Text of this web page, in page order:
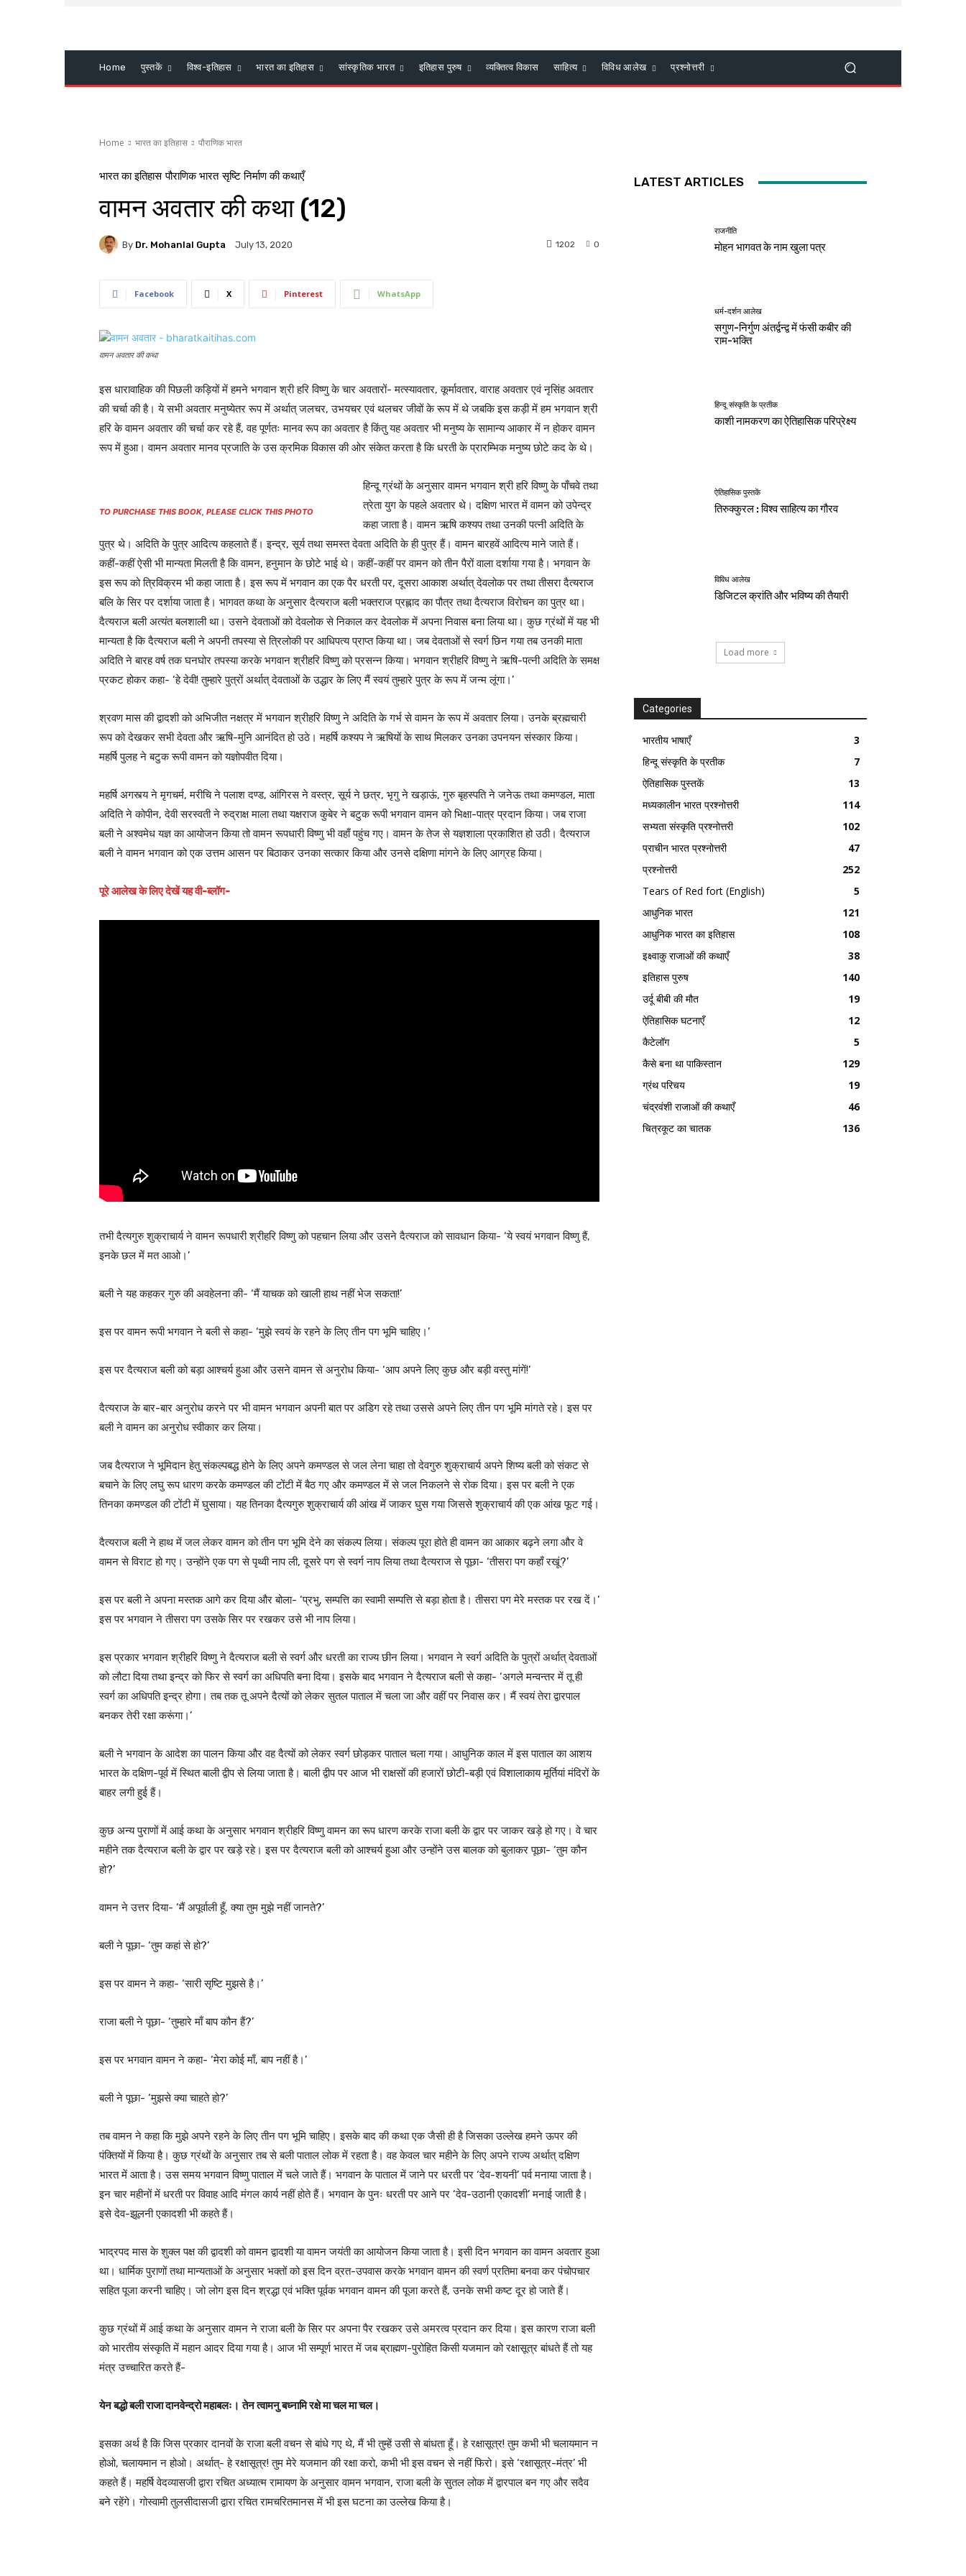
Home पुस्तकें विश्व-इतिहास भारत का इतिहास सांस्कृतिक भारत इतिहास पुरुष व्यक्तित्व विकास साहित्य विविध आलेख प्रश्नोत्तरी
Home भारत का इतिहास पौराणिक भारत
भारत का इतिहास पौराणिक भारत सृष्टि निर्माण की कथाएँ
वामन अवतार की कथा (12)
By Dr. Mohanlal Gupta July 13, 2020 0
1202
Facebook X Pinterest WhatsApp
वामन अवतार की कथा
इस धारावाहिक की पिछली कड़ियों में हमने भगवान श्री हरि विष्णु के चार अवतारों- मत्स्यावतार, कूर्मावतार, वाराह अवतार एवं नृसिंह अवतार
की चर्चा की है। ये सभी अवतार मनुष्येतर रूप में अर्थात् जलचर, उभयचर एवं थलचर जीवों के रूप में थे जबकि इस कड़ी में हम भगवान श्री
हरि के वामन अवतार की चर्चा कर रहे हैं, वह पूर्णतः मानव रूप का अवतार है किंतु यह अवतार भी मनुष्य के सामान्य आकार में न होकर वामन
रूप में हुआ। वामन अवतार मानव प्रजाति के उस क्रमिक विकास की ओर संकेत करता है कि धरती के प्रारम्भिक मनुष्य छोटे कद के थे।
TO PURCHASE THIS BOOK, PLEASE CLICK THIS PHOTO
हिन्दू ग्रंथों के अनुसार वामन भगवान श्री हरि विष्णु के पाँचवे तथा
त्रेता युग के पहले अवतार थे। दक्षिण भारत में वामन को उपेन्द्र
कहा जाता है। वामन ऋषि कश्यप तथा उनकी पत्नी अदिति के
पुत्र थे। अदिति के पुत्र आदित्य कहलाते हैं। इन्द्र, सूर्य तथा समस्त देवता अदिति के ही पुत्र हैं। वामन बारहवें आदित्य माने जाते हैं।
कहीं-कहीं ऐसी भी मान्यता मिलती है कि वामन, हनुमान के छोटे भाई थे। कहीं-कहीं पर वामन को तीन पैरों वाला दर्शाया गया है। भगवान के
इस रूप को त्रिविक्रम भी कहा जाता है। इस रूप में भगवान का एक पैर धरती पर, दूसरा आकाश अर्थात् देवलोक पर तथा तीसरा दैत्यराज
बलि के सिर पर दर्शाया जाता है। भागवत कथा के अनुसार दैत्यराज बली भक्तराज प्रह्लाद का पौत्र तथा दैत्यराज विरोचन का पुत्र था।
दैत्यराज बली अत्यंत बलशाली था। उसने देवताओं को देवलोक से निकाल कर देवलोक में अपना निवास बना लिया था। कुछ ग्रंथों में यह भी
मान्यता है कि दैत्यराज बली ने अपनी तपस्या से त्रिलोकी पर आधिपत्य प्राप्त किया था। जब देवताओं से स्वर्ग छिन गया तब उनकी माता
अदिति ने बारह वर्ष तक घनघोर तपस्या करके भगवान श्रीहरि विष्णु को प्रसन्न किया। भगवान श्रीहरि विष्णु ने ऋषि-पत्नी अदिति के समक्ष
प्रकट होकर कहा- ‘हे देवी! तुम्हारे पुत्रों अर्थात् देवताओं के उद्धार के लिए मैं स्वयं तुम्हारे पुत्र के रूप में जन्म लूंगा।’
श्रवण मास की द्वादशी को अभिजीत नक्षत्र में भगवान श्रीहरि विष्णु ने अदिति के गर्भ से वामन के रूप में अवतार लिया। उनके ब्रह्मचारी
रूप को देखकर सभी देवता और ऋषि-मुनि आनंदित हो उठे। महर्षि कश्यप ने ऋषियों के साथ मिलकर उनका उपनयन संस्कार किया।
महर्षि पुलह ने बटुक रूपी वामन को यज्ञोपवीत दिया।
महर्षि अगस्त्य ने मृगचर्म, मरीचि ने पलाश दण्ड, आंगिरस ने वस्त्र, सूर्य ने छत्र, भृगु ने खड़ाऊं, गुरु बृहस्पति ने जनेऊ तथा कमण्डल, माता
अदिति ने कोपीन, देवी सरस्वती ने रुद्राक्ष माला तथा यक्षराज कुबेर ने बटुक रूपी भगवान वामन को भिक्षा-पात्र प्रदान किया। जब राजा
बली ने अश्वमेध यज्ञ का आयोजन किया तो वामन रूपधारी विष्णु भी वहाँ पहुंच गए। वामन के तेज से यज्ञशाला प्रकाशित हो उठी। दैत्यराज
बली ने वामन भगवान को एक उत्तम आसन पर बिठाकर उनका सत्कार किया और उनसे दक्षिणा मांगने के लिए आग्रह किया।
पूरे आलेख के लिए देखें यह वी-ब्लॉग-
तभी दैत्यगुरु शुक्राचार्य ने वामन रूपधारी श्रीहरि विष्णु को पहचान लिया और उसने दैत्यराज को सावधान किया- ‘ये स्वयं भगवान विष्णु हैं,
इनके छल में मत आओ।’
बली ने यह कहकर गुरु की अवहेलना की- ‘मैं याचक को खाली हाथ नहीं भेज सकता!’
इस पर वामन रूपी भगवान ने बली से कहा- ‘मुझे स्वयं के रहने के लिए तीन पग भूमि चाहिए।’
इस पर दैत्यराज बली को बड़ा आश्चर्य हुआ और उसने वामन से अनुरोध किया- ‘आप अपने लिए कुछ और बड़ी वस्तु मांगें!’
दैत्यराज के बार-बार अनुरोध करने पर भी वामन भगवान अपनी बात पर अडिग रहे तथा उससे अपने लिए तीन पग भूमि मांगते रहे। इस पर
बली ने वामन का अनुरोध स्वीकार कर लिया।
जब दैत्यराज ने भूमिदान हेतु संकल्पबद्ध होने के लिए अपने कमण्डल से जल लेना चाहा तो देवगुरु शुक्राचार्य अपने शिष्य बली को संकट से
बचाने के लिए लघु रूप धारण करके कमण्डल की टोंटी में बैठ गए और कमण्डल में से जल निकलने से रोक दिया। इस पर बली ने एक
तिनका कमण्डल की टोंटी में घुसाया। यह तिनका दैत्यगुरु शुक्राचार्य की आंख में जाकर घुस गया जिससे शुक्राचार्य की एक आंख फूट गई।
दैत्यराज बली ने हाथ में जल लेकर वामन को तीन पग भूमि देने का संकल्प लिया। संकल्प पूरा होते ही वामन का आकार बढ़ने लगा और वे
वामन से विराट हो गए। उन्होंने एक पग से पृथ्वी नाप ली, दूसरे पग से स्वर्ग नाप लिया तथा दैत्यराज से पूछा- ‘तीसरा पग कहाँ रखूं?’
इस पर बली ने अपना मस्तक आगे कर दिया और बोला- ‘प्रभु, सम्पत्ति का स्वामी सम्पत्ति से बड़ा होता है। तीसरा पग मेरे मस्तक पर रख दें।’
इस पर भगवान ने तीसरा पग उसके सिर पर रखकर उसे भी नाप लिया।
इस प्रकार भगवान श्रीहरि विष्णु ने दैत्यराज बली से स्वर्ग और धरती का राज्य छीन लिया। भगवान ने स्वर्ग अदिति के पुत्रों अर्थात् देवताओं
को लौटा दिया तथा इन्द्र को फिर से स्वर्ग का अधिपति बना दिया। इसके बाद भगवान ने दैत्यराज बली से कहा- ‘अगले मन्वन्तर में तू ही
स्वर्ग का अधिपति इन्द्र होगा। तब तक तू अपने दैत्यों को लेकर सुतल पाताल में चला जा और वहीं पर निवास कर। मैं स्वयं तेरा द्वारपाल
बनकर तेरी रक्षा करूंगा।’
बली ने भगवान के आदेश का पालन किया और वह दैत्यों को लेकर स्वर्ग छोड़कर पाताल चला गया। आधुनिक काल में इस पाताल का आशय
भारत के दक्षिण-पूर्व में स्थित बाली द्वीप से लिया जाता है। बाली द्वीप पर आज भी राक्षसों की हजारों छोटी-बड़ी एवं विशालाकाय मूर्तियां मंदिरों के
बाहर लगी हुई हैं।
कुछ अन्य पुराणों में आई कथा के अनुसार भगवान श्रीहरि विष्णु वामन का रूप धारण करके राजा बली के द्वार पर जाकर खड़े हो गए। वे चार
महीने तक दैत्यराज बली के द्वार पर खड़े रहे। इस पर दैत्यराज बली को आश्चर्य हुआ और उन्होंने उस बालक को बुलाकर पूछा- ‘तुम कौन
हो?’
वामन ने उत्तर दिया- ‘मैं अपूर्वाली हूँ, क्या तुम मुझे नहीं जानते?’
बली ने पूछा- ‘तुम कहां से हो?’
इस पर वामन ने कहा- ‘सारी सृष्टि मुझसे है।’
राजा बली ने पूछा- ‘तुम्हारे माँ बाप कौन हैं?’
इस पर भगवान वामन ने कहा- ‘मेरा कोई माँ, बाप नहीं है।’
बली ने पूछा- ‘मुझसे क्या चाहते हो?’
तब वामन ने कहा कि मुझे अपने रहने के लिए तीन पग भूमि चाहिए। इसके बाद की कथा एक जैसी ही है जिसका उल्लेख हमने ऊपर की
पंक्तियों में किया है। कुछ ग्रंथों के अनुसार तब से बली पाताल लोक में रहता है। वह केवल चार महीने के लिए अपने राज्य अर्थात् दक्षिण
भारत में आता है। उस समय भगवान विष्णु पाताल में चले जाते हैं। भगवान के पाताल में जाने पर धरती पर ‘देव-शयनी’ पर्व मनाया जाता है।
इन चार महीनों में धरती पर विवाह आदि मंगल कार्य नहीं होते हैं। भगवान के पुनः धरती पर आने पर ‘देव-उठानी एकादशी’ मनाई जाती है।
इसे देव-झूलनी एकादशी भी कहते हैं।
भाद्रपद मास के शुक्ल पक्ष की द्वादशी को वामन द्वादशी या वामन जयंती का आयोजन किया जाता है। इसी दिन भगवान का वामन अवतार हुआ
था। धार्मिक पुराणों तथा मान्यताओं के अनुसार भक्तों को इस दिन व्रत-उपवास करके भगवान वामन की स्वर्ण प्रतिमा बनवा कर पंचोपचार
सहित पूजा करनी चाहिए। जो लोग इस दिन श्रद्धा एवं भक्ति पूर्वक भगवान वामन की पूजा करते हैं, उनके सभी कष्ट दूर हो जाते हैं।
कुछ ग्रंथों में आई कथा के अनुसार वामन ने राजा बली के सिर पर अपना पैर रखकर उसे अमरत्व प्रदान कर दिया। इस कारण राजा बली
को भारतीय संस्कृति में महान आदर दिया गया है। आज भी सम्पूर्ण भारत में जब ब्राह्मण-पुरोहित किसी यजमान को रक्षासूत्र बांधते हैं तो यह
मंत्र उच्चारित करते हैं-
येन बद्धो बली राजा दानवेन्द्रो महाबलः। तेन त्वामनु बध्नामि रक्षे मा चल मा चल।
इसका अर्थ है कि जिस प्रकार दानवों के राजा बली वचन से बांधे गए थे, मैं भी तुम्हें उसी से बांधता हूँ। हे रक्षासूत्र! तुम कभी भी चलायमान न
होओ, चलायमान न होओ। अर्थात्- हे रक्षासूत्र! तुम मेरे यजमान की रक्षा करो, कभी भी इस वचन से नहीं फिरो। इसे ‘रक्षासूत्र-मंत्र’ भी
कहते हैं। महर्षि वेदव्यासजी द्वारा रचित अध्यात्म रामायण के अनुसार वामन भगवान, राजा बली के सुतल लोक में द्वारपाल बन गए और सदैव
बने रहेंगे। गोस्वामी तुलसीदासजी द्वारा रचित रामचरितमानस में भी इस घटना का उल्लेख किया है।
LATEST ARTICLES
राजनीति
मोहन भागवत के नाम खुला पत्र
धर्म-दर्शन आलेख
सगुण-निर्गुण अंतर्द्वन्द्व में फंसी कबीर की
राम-भक्ति
हिन्दू संस्कृति के प्रतीक
काशी नामकरण का ऐतिहासिक परिप्रेक्ष्य
ऐतिहासिक पुस्तकें
तिरुक्कुरल : विश्व साहित्य का गौरव
विविध आलेख
डिजिटल क्रांति और भविष्य की तैयारी
Load more
Categories
भारतीय भाषाएँ
3
हिन्दू संस्कृति के प्रतीक
7
ऐतिहासिक पुस्तकें
13
मध्यकालीन भारत प्रश्नोत्तरी
114
सभ्यता संस्कृति प्रश्नोत्तरी
102
प्राचीन भारत प्रश्नोत्तरी
47
प्रश्नोत्तरी
252
Tears of Red fort (English)
5
आधुनिक भारत
121
आधुनिक भारत का इतिहास
108
इक्ष्वाकु राजाओं की कथाएँ
38
इतिहास पुरुष
140
उर्दू बीबी की मौत
19
ऐतिहासिक घटनाएँ
12
कैटेलॉग
5
कैसे बना था पाकिस्तान
129
ग्रंथ परिचय
19
चंद्रवंशी राजाओं की कथाएँ
46
चित्रकूट का चातक
136